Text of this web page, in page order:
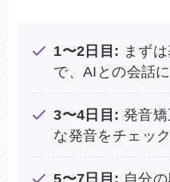
1〜2日目: まず
で、AIとの会話
3〜4日目: 発音
な発音をチェッ
5〜7日目: 自分